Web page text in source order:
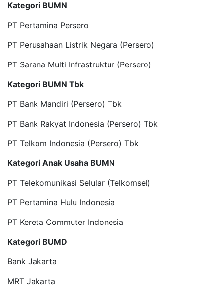
Kategori BUMN
PT Pertamina Persero
PT Perusahaan Listrik Negara (Persero)
PT Sarana Multi Infrastruktur (Persero)
Kategori BUMN Tbk
PT Bank Mandiri (Persero) Tbk
PT Bank Rakyat Indonesia (Persero) Tbk
PT Telkom Indonesia (Persero) Tbk
Kategori Anak Usaha BUMN
PT Telekomunikasi Selular (Telkomsel)
PT Pertamina Hulu Indonesia
PT Kereta Commuter Indonesia
Kategori BUMD
Bank Jakarta
MRT Jakarta